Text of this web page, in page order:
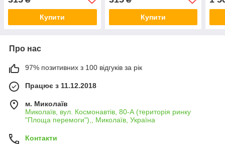
Купити Купити
Про нас
97% позитивних з 100 відгуків за рік
Працює з 11.12.2018
м. Миколаїв
Миколаїв, вул. Космонавтів, 80-А (територія ринку
"Площа перемоги"),, Миколаїв, Україна
Контакти